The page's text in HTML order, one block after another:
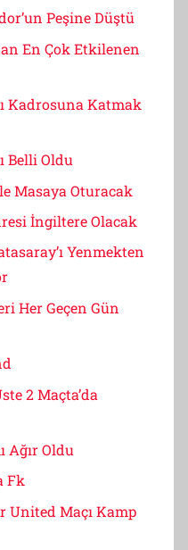
Peşine Düştü
En Çok Etkilenen
Kadrosuna Katmak
Belli Oldu
Masaya Oturacak
İngiltere Olacak
Yenmekten
Her Geçen Gün
2 Maçta’da
Ağır Oldu
Fk
United Maçı Kamp